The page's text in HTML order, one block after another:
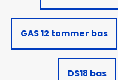
GAS 12 tommer bas
DS18 bas